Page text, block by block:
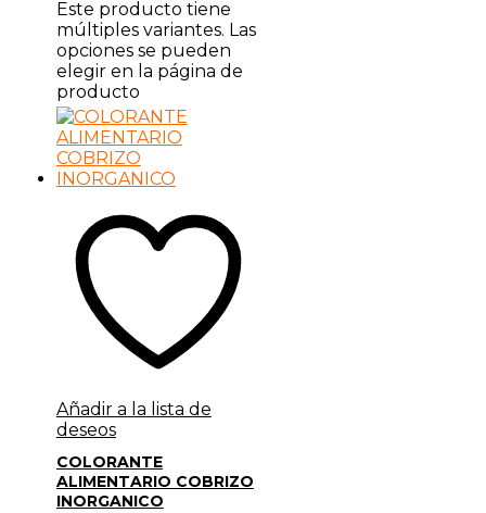
Este producto tiene
múltiples variantes. Las
opciones se pueden
elegir en la página de
producto
Añadir a la lista de
deseos
COLORANTE
ALIMENTARIO COBRIZO
INORGANICO